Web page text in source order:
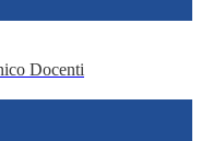
Docenti